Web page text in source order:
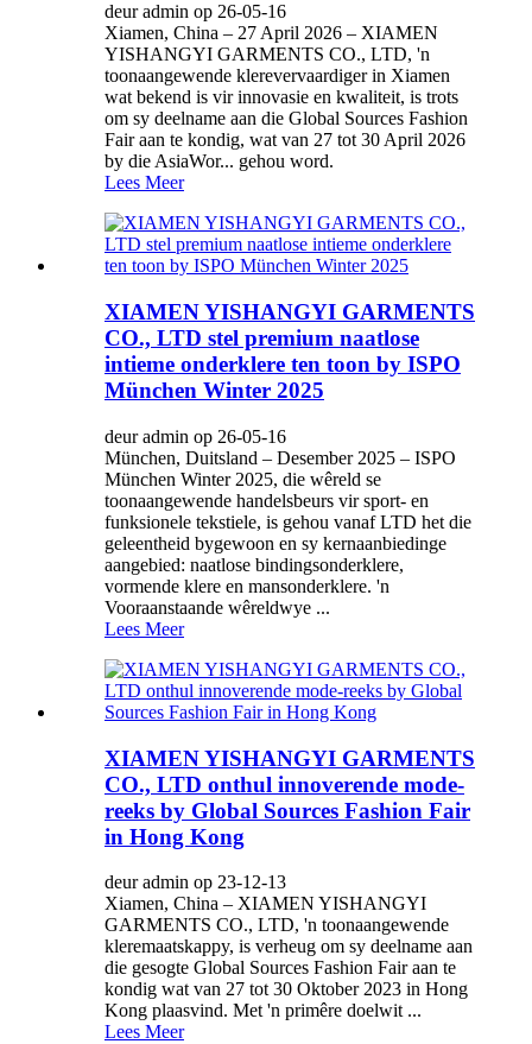
deur admin op 26-05-16
Xiamen, China – 27 April 2026 – XIAMEN
YISHANGYI GARMENTS CO., LTD, 'n
toonaangewende klerevervaardiger in Xiamen
wat bekend is vir innovasie en kwaliteit, is trots
om sy deelname aan die Global Sources Fashion
Fair aan te kondig, wat van 27 tot 30 April 2026
by die AsiaWor... gehou word.
Lees Meer
XIAMEN YISHANGYI GARMENTS
CO., LTD stel premium naatlose
intieme onderklere ten toon by ISPO
München Winter 2025
deur admin op 26-05-16
München, Duitsland – Desember 2025 – ISPO
München Winter 2025, die wêreld se
toonaangewende handelsbeurs vir sport- en
funksionele tekstiele, is gehou vanaf LTD het die
geleentheid bygewoon en sy kernaanbiedinge
aangebied: naatlose bindingsonderklere,
vormende klere en mansonderklere. 'n
Vooraanstaande wêreldwye ...
Lees Meer
XIAMEN YISHANGYI GARMENTS
CO., LTD onthul innoverende mode-
reeks by Global Sources Fashion Fair
in Hong Kong
deur admin op 23-12-13
Xiamen, China – XIAMEN YISHANGYI
GARMENTS CO., LTD, 'n toonaangewende
kleremaatskappy, is verheug om sy deelname aan
die gesogte Global Sources Fashion Fair aan te
kondig wat van 27 tot 30 Oktober 2023 in Hong
Kong plaasvind. Met 'n primêre doelwit ...
Lees Meer